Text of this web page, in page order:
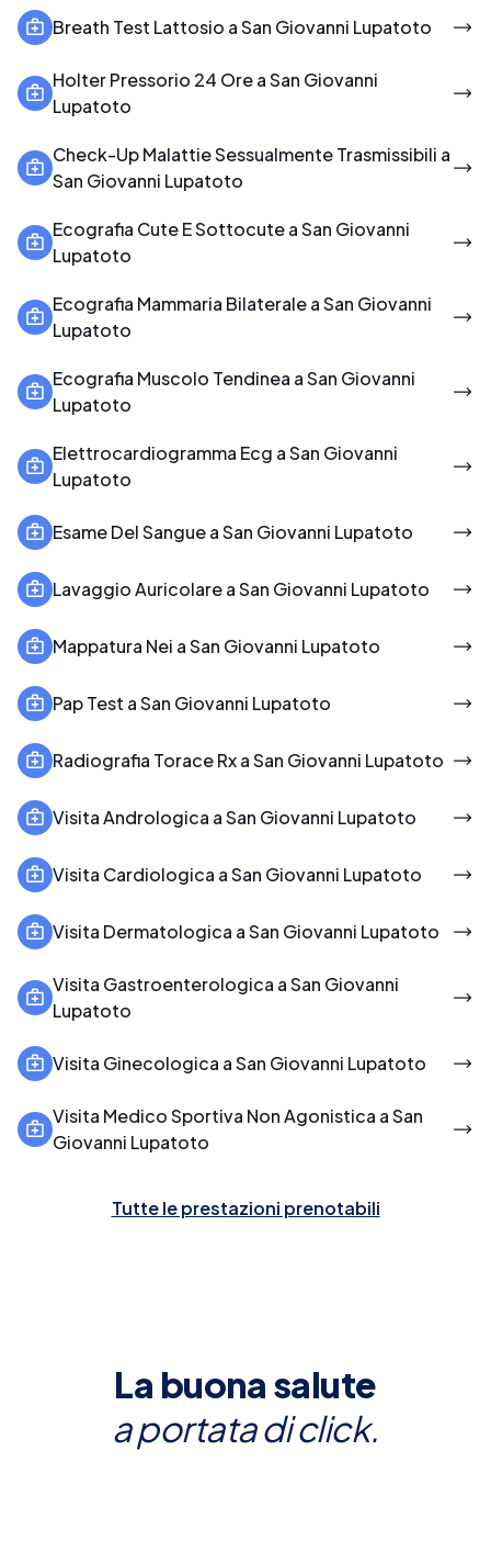
Breath Test Lattosio a San Giovanni Lupatoto
Holter Pressorio 24 Ore a San Giovanni
Lupatoto
Check-Up Malattie Sessualmente Trasmissibili a
San Giovanni Lupatoto
Ecografia Cute E Sottocute a San Giovanni
Lupatoto
Ecografia Mammaria Bilaterale a San Giovanni
Lupatoto
Ecografia Muscolo Tendinea a San Giovanni
Lupatoto
Elettrocardiogramma Ecg a San Giovanni
Lupatoto
Esame Del Sangue a San Giovanni Lupatoto
Lavaggio Auricolare a San Giovanni Lupatoto
Mappatura Nei a San Giovanni Lupatoto
Pap Test a San Giovanni Lupatoto
Radiografia Torace Rx a San Giovanni Lupatoto
Visita Andrologica a San Giovanni Lupatoto
Visita Cardiologica a San Giovanni Lupatoto
Visita Dermatologica a San Giovanni Lupatoto
Visita Gastroenterologica a San Giovanni
Lupatoto
Visita Ginecologica a San Giovanni Lupatoto
Visita Medico Sportiva Non Agonistica a San
Giovanni Lupatoto
Tutte le prestazioni prenotabili
La buona salute
a portata di click.